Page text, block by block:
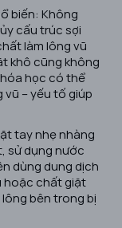
biến: Không
cấu trúc sợi
làm lông vũ
khô cũng không
học có thể
– yếu tố giúp
tay nhẹ nhàng
sử dụng nước
dùng dung dịch
hoặc chất giặt
bên trong bị